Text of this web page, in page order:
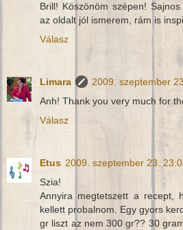
Brill! Köszönöm szépen!
az oldalt jól ismerem, rám is
Válasz
Limara
2009. szeptember
Anh! Thank you very much for
Válasz
Etus 2009. szeptember 23.
Szia!
Annyira megtetszett a recept,
kellett probalnom. Egy gyors
gr liszt az nem 300 gr?? 30